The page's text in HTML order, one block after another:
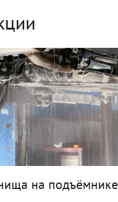
на подъёмнике